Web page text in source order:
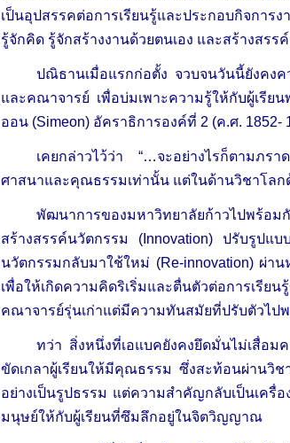
เป็นอุปสรรคต่อการเรียนรู้และประกอบกิจกา
รู้จักคิด รู้จักสร้างงานด้วยตนเอง และสร้างสร
ปณิธานเมื่อแรกก่อตั้ง จวบจนวันนี้ยังคงค
และคณาจารย์ เพื่อบ่มเพาะความรู้ให้กับผู้เรี
ออน (Simeon) อัคราธิการองค์ที่ 2 (ค.ศ. 1852-
เคยกล่าวไว้ว่า “…จะอย่างไรก็ตามภร
ศาสนาและคุณธรรมเท่านั้น แต่ในด้านวิชาโลกด้
พัฒนาการของมหาวิทยาลัยก้าวไปพร้อ
สร้างสรรค์นวัตกรรม (Innovation) ปรับรูปแ
นวัตกรรมกลับมาใช้ใหม่ (Re-innovation) ผ่า
เพื่อให้เกิดความคิดริเริ่มและตื่นตัวต่อการเ
คณาจารย์รุ่นเก่าแต่มีความทันสมัยที่ปรับตัวไป
ทว่า สิ่งหนึ่งที่เอแบคยังคงยึดมั่นไม่เสื่อ
ขัดเกลาผู้เรียนให้มีคุณธรรม ซึ่งสะท้อนผ่านวิ
อย่างเป็นรูปธรรม แต่ความสำคัญกลับเป็นเครื่
มนุษย์ให้กับผู้เรียนที่ซึมลึกอยู่ในจิตวิญญาณ